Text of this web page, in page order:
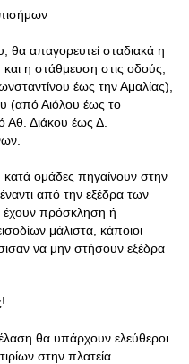
θα απαγορευτεί σταδιακά η
η στάθμευση στις οδούς,
έως την Αμαλίας),
(από Αιόλου έως το
Διάκου έως Δ.
ομάδες πηγαίνουν στην
από την εξέδρα των
έχουν πρόσκληση ή
μάλιστα, κάποιοι
να μην στήσουν εξέδρα
θα υπάρχουν ελεύθεροι
στην πλατεία